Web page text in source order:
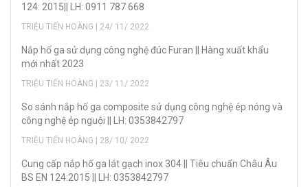
124: 2015|| LH: 0911 787 668
TRIỆU TIẾN HOÀNG | 24/ 11/ 2022
Nắp hố ga sử dụng công nghệ đúc Furan || Hàng xuất khẩu
mới nhất 2023
TRIỆU TIẾN HOÀNG | 23/ 11/ 2022
So sánh nắp hố ga composite sử dụng công nghệ ép nóng và
công nghệ ép nguội || LH: 0353842797
TRIỆU TIẾN HOÀNG | 28/ 10/ 2022
Cung cấp nắp hố ga lát gạch inox 304 || Tiêu chuẩn Châu Âu
BS EN 124:2015 || LH: 0353842797